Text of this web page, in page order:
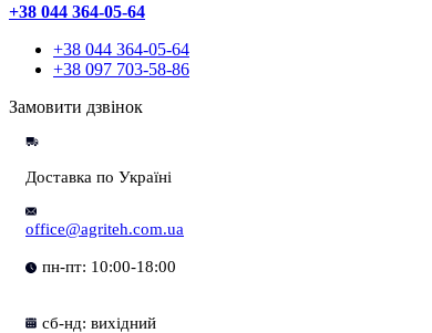
+38 044 364-05-64
+38 044 364-05-64
+38 097 703-58-86
Замовити дзвінок
Доставка по Україні
office@agriteh.com.ua
пн-пт: 10:00-18:00
сб-нд: вихідний